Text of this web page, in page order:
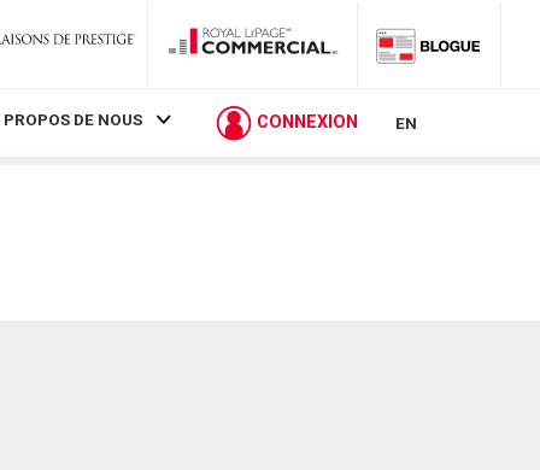
PROPOS DE NOUS CONNEXION EN